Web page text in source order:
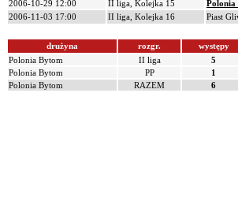
2006-10-29 12:00
II liga, Kolejka 15 Polonia
2006-11-03 17:00
II liga, Kolejka 16 Piast
drużyna rozgr. występy
Polonia Bytom
II liga 5
Polonia Bytom
PP 1
Polonia Bytom
RAZEM 6